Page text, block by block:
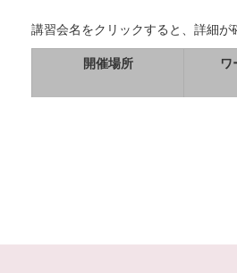
講習会名をクリックすると、詳細が
開催場所 ワ